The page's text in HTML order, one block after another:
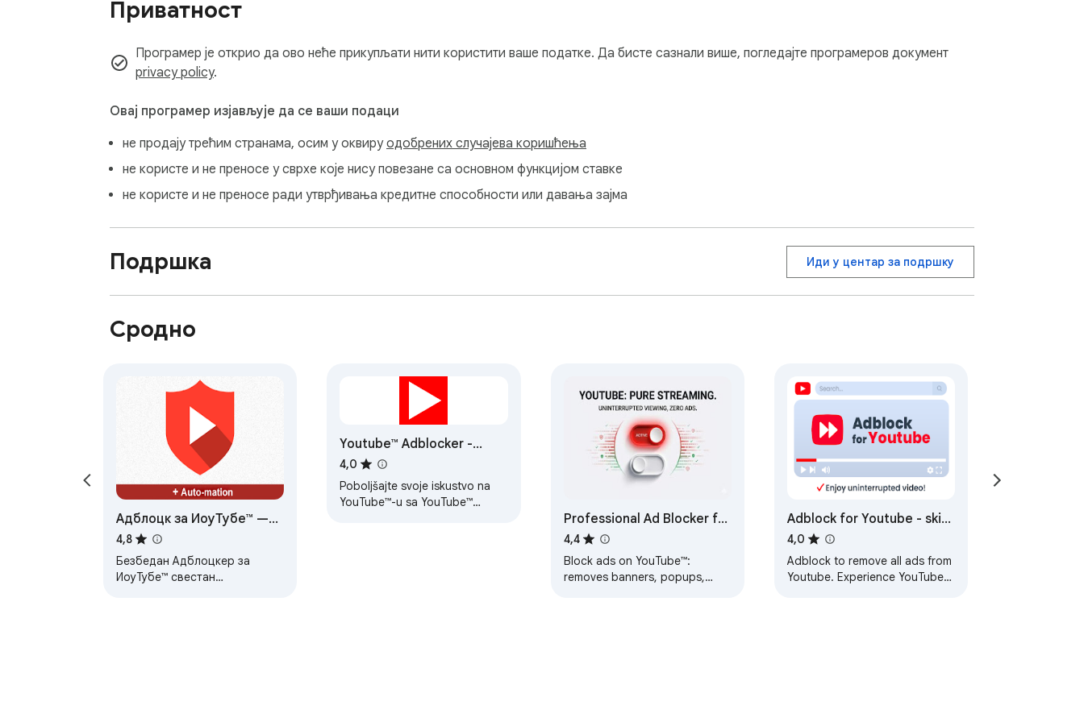
It does not add any extra cost to your purchases.
You can easily disable all affiliate redirects at any time using the ON/OFF switch in the extension's popup menu.
We aim to offer a premium ad-free experience while providing a transparent way to support the project.
Приватност
Програмер је открио да ово неће прикупљати нити користити ваше податке. Да бисте сазнали више, погледајте програмеров документ
privacy policy.
Овај програмер изјављује да се ваши подаци
не продају трећим странама, осим у оквируодобрених случајева коришћења
не користе и не преносе у сврхе које нису повезане са основном функцијом ставке
не користе и не преносе ради утврђивања кредитне способности или давања зајма
Подршка Иди у центар за подршку
Сродно
Адблоцк за ИоуТубе™ —
best adblocker
4,8
Безбедан Адблоцкер за
ИоуТубе™ свестан
Youtube™ Adblocker -
Preskoči reklame
4,0
Poboljšajte svoje iskustvo na
YouTube™-u sa YouTube™
Professional Ad Blocker for
YouTube™
4,4
Block ads on YouTube™:
removes banners, popups,
Adblock for Youtube - skip
ads
4,0
Adblock to remove all ads from
Youtube. Experience YouTube